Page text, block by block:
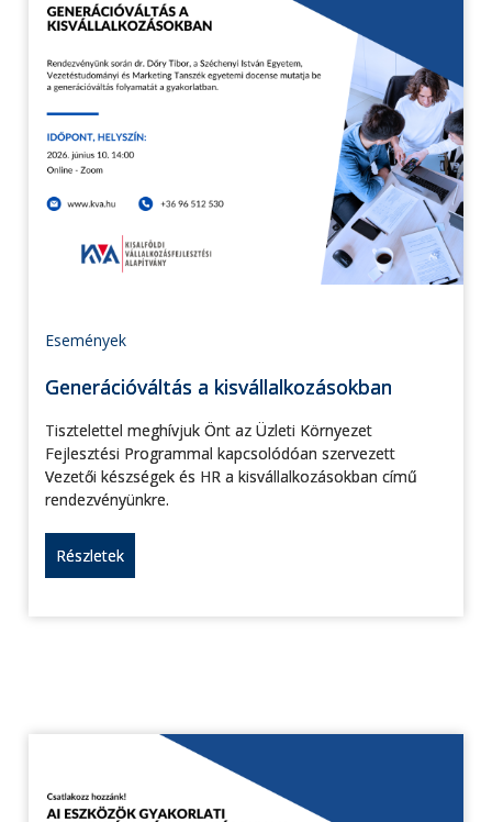
Események
Generációváltás a kisvállalkozásokban
Tisztelettel meghívjuk Önt az Üzleti Környezet
Fejlesztési Programmal kapcsolódóan szervezett
Vezetői készségek és HR a kisvállalkozásokban című
rendezvényünkre.
Részletek